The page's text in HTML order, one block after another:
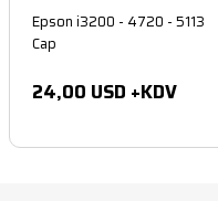
Epson i3200 - 4720 - 5113
Cap
24,00 USD +KDV